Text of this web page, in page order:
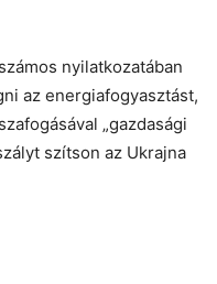
nyilatkozatában
az energiafogyasztást,
„gazdasági
szítson az Ukrajna